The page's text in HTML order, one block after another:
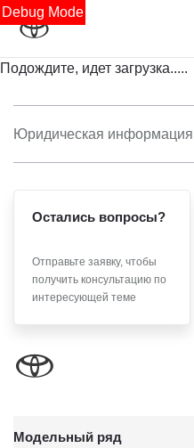
Debug Mode
Подождите, идет загрузка.....
Юридическая информация
Остались вопросы?
Отправьте заявку, чтобы
получить консультацию по
интересующей теме
Модельный ряд